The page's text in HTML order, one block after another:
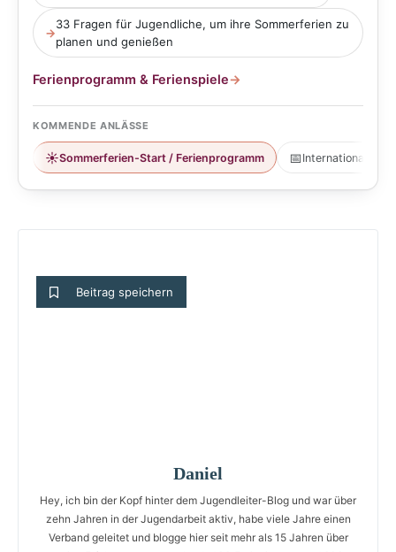
→
33 Fragen für Jugendliche, um ihre Sommerferien zu
planen und genießen
Ferienprogramm & Ferienspiele→
KOMMENDE ANLÄSSE
☀️Sommerferien-Start / Ferienprogramm 📅 Internationaler
Beitrag speichern
Daniel
Hey, ich bin der Kopf hinter dem Jugendleiter-Blog und war über
zehn Jahren in der Jugendarbeit aktiv, habe viele Jahre einen
Verband geleitet und blogge hier seit mehr als 15 Jahren über